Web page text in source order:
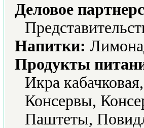
Деловое
Напитки:
Продукты
Икра
Консервы,
Паштеты,